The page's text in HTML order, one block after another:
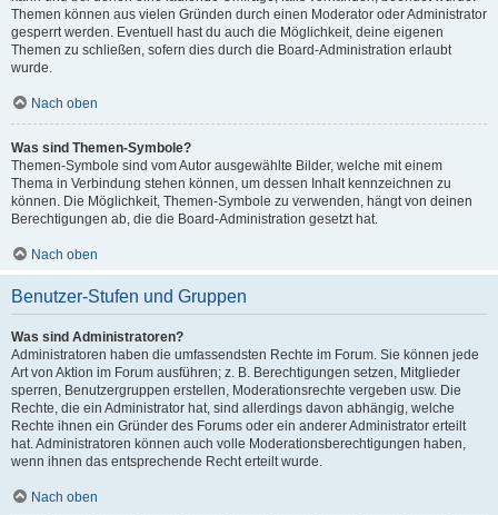
Themen können aus vielen Gründen durch einen Moderator oder Administrator
gesperrt werden. Eventuell hast du auch die Möglichkeit, deine eigenen
Themen zu schließen, sofern dies durch die Board-Administration erlaubt
wurde.
Nach oben
Was sind Themen-Symbole?
Themen-Symbole sind vom Autor ausgewählte Bilder, welche mit einem
Thema in Verbindung stehen können, um dessen Inhalt kennzeichnen zu
können. Die Möglichkeit, Themen-Symbole zu verwenden, hängt von deinen
Berechtigungen ab, die die Board-Administration gesetzt hat.
Nach oben
Benutzer-Stufen und Gruppen
Was sind Administratoren?
Administratoren haben die umfassendsten Rechte im Forum. Sie können jede
Art von Aktion im Forum ausführen; z. B. Berechtigungen setzen, Mitglieder
sperren, Benutzergruppen erstellen, Moderationsrechte vergeben usw. Die
Rechte, die ein Administrator hat, sind allerdings davon abhängig, welche
Rechte ihnen ein Gründer des Forums oder ein anderer Administrator erteilt
hat. Administratoren können auch volle Moderationsberechtigungen haben,
wenn ihnen das entsprechende Recht erteilt wurde.
Nach oben